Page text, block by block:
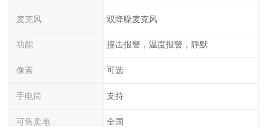
麦克风 双降噪麦克风
功能 撞击报警，温度报警，静默
像素 可选
手电筒 支持
可售卖地 全国